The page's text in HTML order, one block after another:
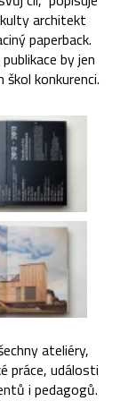
architekt
paperback.
by jen
konkurenci.
ateliéry,
práce, události
i pedagogů.